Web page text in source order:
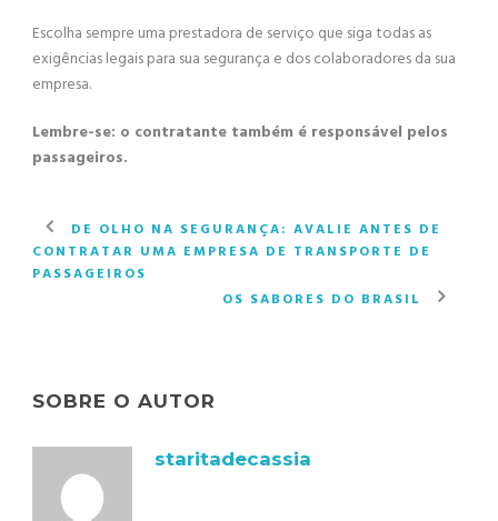
Escolha sempre uma prestadora de serviço que siga todas as
exigências legais para sua segurança e dos colaboradores da sua
empresa.
Lembre-se: o contratante também é responsável pelos
passageiros.
DE OLHO NA SEGURANÇA: AVALIE ANTES DE
CONTRATAR UMA EMPRESA DE TRANSPORTE DE
PASSAGEIROS
OS SABORES DO BRASIL
SOBRE O AUTOR
staritadecassia